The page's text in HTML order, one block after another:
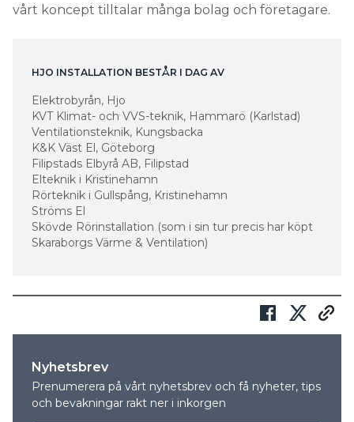
vårt koncept tilltalar många bolag och företagare.
HJO ­INSTALLATION BESTÅR I DAG AV
Elektrobyrån, Hjo
KVT Klimat- och VVS-­teknik, Hammarö (Karlstad)
Ventilationsteknik, Kungsbacka
K&K Väst El, Göteborg
Filipstads Elbyrå AB, ­Filipstad
Elteknik i Kristinehamn
Rörteknik i Gullspång, ­Kristinehamn
Ströms El
Skövde Rörinstallation (som i sin tur precis har köpt
Skaraborgs Värme & Ventilation)
Nyhetsbrev
Prenumerera på vårt nyhetsbrev och få nyheter, tips
och bevakningar rakt ner i inkorgen